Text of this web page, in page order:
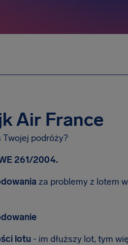
Air France
podróży?
261/2004.
za problemy z lotem
lotu - im dłuższy lot, tym